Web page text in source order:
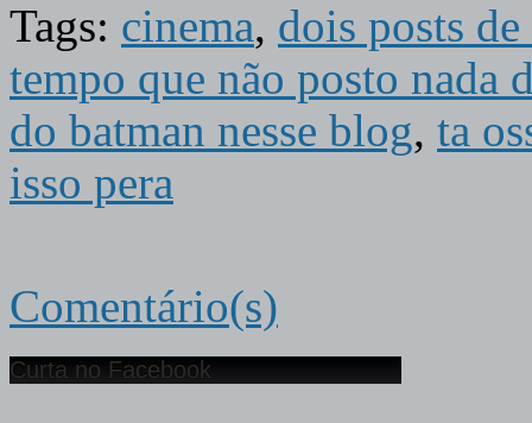
Tags: cinema, dois posts
tempo que não posto nada
do batman nesse blog, ta
isso pera
Comentário(s)
Curta no Facebook